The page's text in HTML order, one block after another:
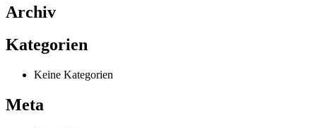
Archiv
Kategorien
Keine Kategorien
Meta